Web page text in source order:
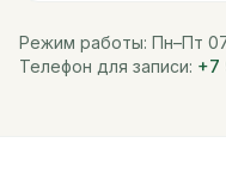
Режим работы: Пн–Пт
Телефон для записи: +7